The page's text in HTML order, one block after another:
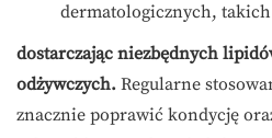
dermatologicznych, takich
dostarczając niezbędnych
odżywczych. Regularne
znacznie poprawić kondycję